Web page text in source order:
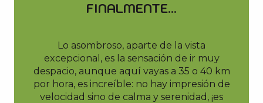
FINALMENTE...
Lo asombroso, aparte de la vista
excepcional, es la sensación de ir muy
despacio, aunque aquí vayas a 35 o 40 km
por hora, es increíble: no hay impresión de
velocidad sino de calma y serenidad, ¡es